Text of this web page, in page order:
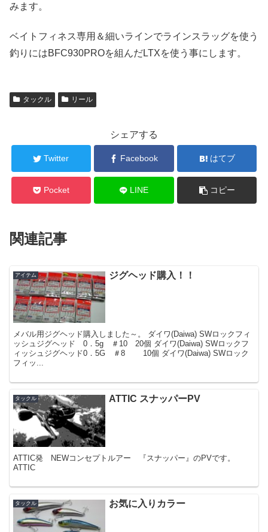
みます。
ベイトフィネス専用＆細いラインでラインスラッグを使う
釣りにはBFC930PROを組んだLTXを使う事にします。
タックル リール
シェアする
Twitter Facebook はてブ
Pocket LINE コピー
関連記事
アイテム ジグヘッド購入！！
メバル用ジグヘッド購入しました～。 ダイワ(Daiwa) SWロックフィ
ッシュジグヘッド 0．5g ＃10 20個 ダイワ(Daiwa) SWロックフ
ィッシュジグヘッド0．5G ＃8 10個 ダイワ(Daiwa) SWロック
フィッ...
タックル ATTIC スナッパーPV
ATTIC発 NEWコンセプトルアー 『スナッパー』のPVです。
ATTIC
タックル お気に入りカラー